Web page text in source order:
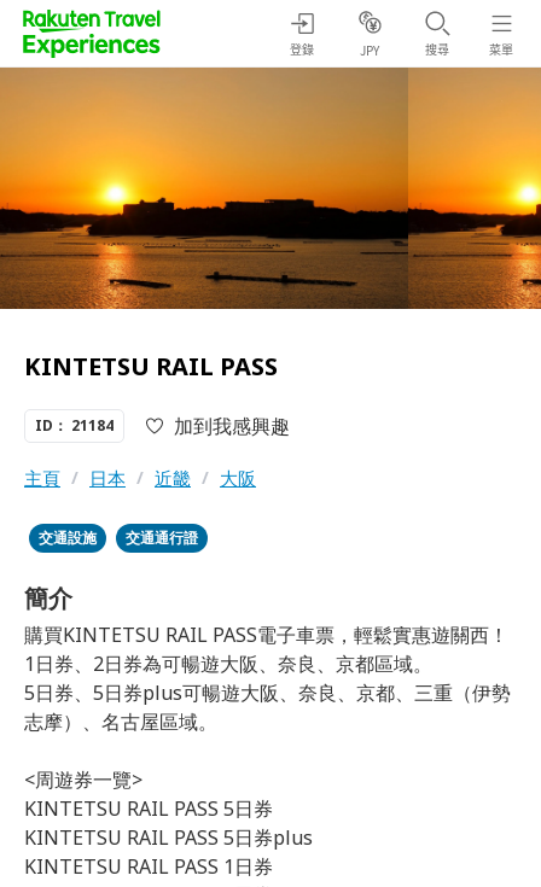
登錄 JPY 搜尋 菜單
KINTETSU RAIL PASS
ID： 21184 加到我感興趣
主頁 / 日本 / 近畿 / 大阪
交通設施 交通通行證
簡介
購買KINTETSU RAIL PASS電子車票，輕鬆實惠遊關西！
1日券、2日券為可暢遊大阪、奈良、京都區域。
5日券、5日券plus可暢遊大阪、奈良、京都、三重（伊勢
志摩）、名古屋區域。
<周遊券一覽>
KINTETSU RAIL PASS 5日券
KINTETSU RAIL PASS 5日券plus
KINTETSU RAIL PASS 1日券